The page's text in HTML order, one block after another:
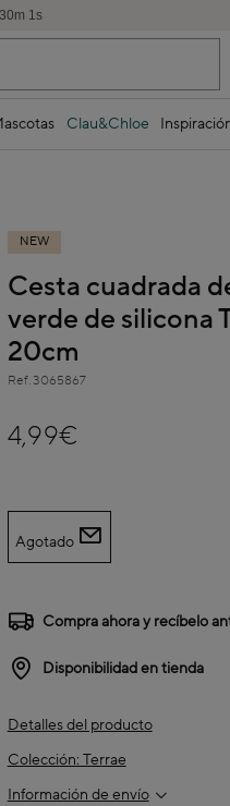
30m 0s
Clau&Chloe
NEW
Cesta cuadrada
verde de silicona
20cm
Ref. 3065867
4,99€
Agotado
Compra ahora y recíbelo
Disponibilidad en tienda
Detalles del producto
Colección: Terrae
Información de envío